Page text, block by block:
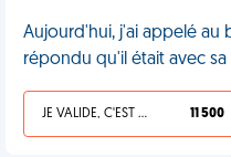
Aujourd'hui, j'ai appelé au
répondu qu'il était avec sa
JE VALIDE, C'EST UNE VDM 11 500